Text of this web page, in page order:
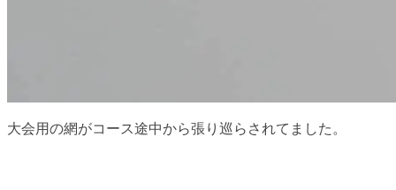
大会用の網がコース途中から張り巡らされてました。